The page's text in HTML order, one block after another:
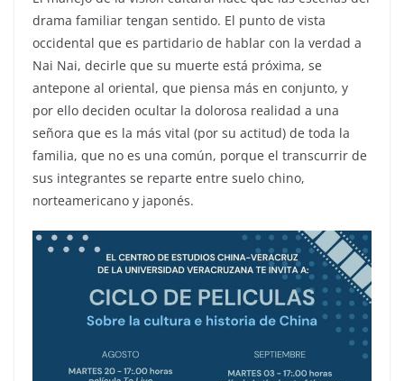
drama familiar tengan sentido. El punto de vista
occidental que es partidario de hablar con la verdad a
Nai Nai, decirle que su muerte está próxima, se
antepone al oriental, que piensa más en conjunto, y
por ello deciden ocultar la dolorosa realidad a una
señora que es la más vital (por su actitud) de toda la
familia, que no es una común, porque el transcurrir de
sus integrantes se reparte entre suelo chino,
norteamericano y japonés.